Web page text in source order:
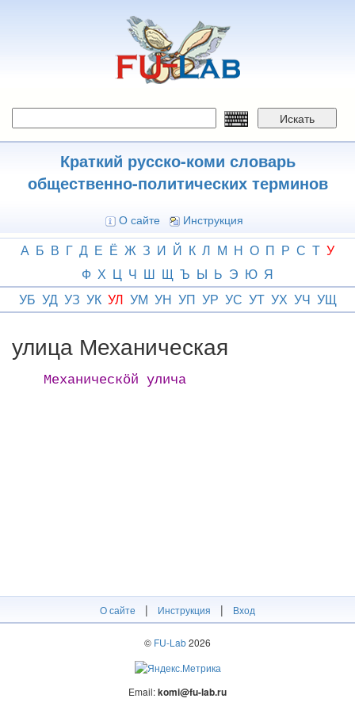
Искать
Краткий русско-коми словарь
общественно-политических терминов
О сайте Инструкция
А Б В Г Д Е Ё Ж З И Й К Л М Н О П Р С Т У
Ф Х Ц Ч Ш Щ Ъ Ы Ь Э Ю Я
УБ УД УЗ УК УЛ УМ УН УП УР УС УТ УХ УЧ УЩ
улица Механическая
Механическӧй улича
О сайте | Инструкция | Вход
© FU-Lab2026
Email:komi@fu-lab.ru